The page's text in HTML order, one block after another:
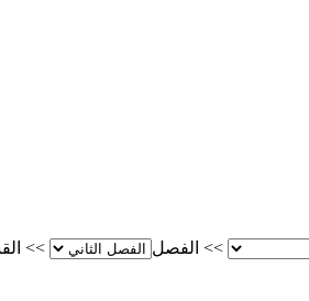
>> الفصل >>